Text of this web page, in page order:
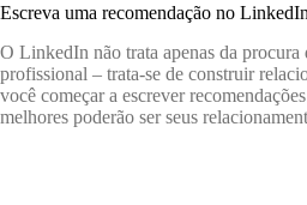
Escreva uma recomendação no
O LinkedIn não trata apenas da procura
profissional – trata-se de construir
você começar a escrever
melhores poderão ser seus